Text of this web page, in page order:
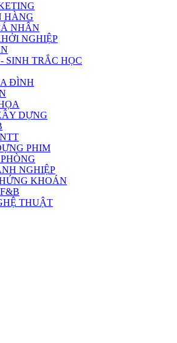
HÀNG
NHÂN
NGHIỆP
SINH TRẮC HỌC
ĐÌNH
DỰNG
PHIM
NGHIỆP
KHOÁN
THUẬT